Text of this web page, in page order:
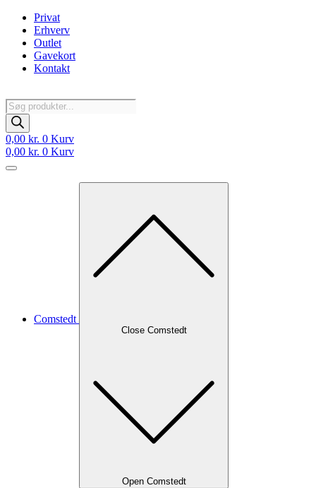
Videre
indhold
Privat
Erhverv
Outlet
Gavekort
Kontakt
Products
search
0,00 kr. 0 Kurv
0,00 kr. 0 Kurv
Comstedt
Close Comstedt
Open Comstedt